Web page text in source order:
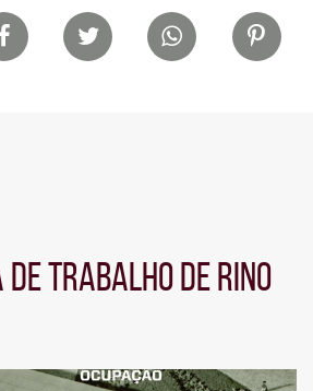
DE TRABALHO DE RINO